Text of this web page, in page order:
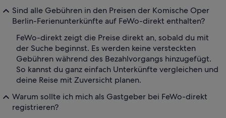
Sind alle Gebühren in den Preisen der Komische Oper
Berlin-Ferienunterkünfte auf FeWo-direkt enthalten?
FeWo-direkt zeigt die Preise direkt an, sobald du mit
der Suche beginnst. Es werden keine versteckten
Gebühren während des Bezahlvorgangs hinzugefügt.
So kannst du ganz einfach Unterkünfte vergleichen und
deine Reise mit Zuversicht planen.
Warum sollte ich mich als Gastgeber bei FeWo-direkt
registrieren?